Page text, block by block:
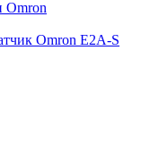
Omron
Omron E2A-S